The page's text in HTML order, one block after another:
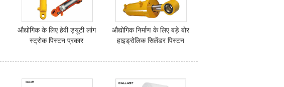
औद्योगिक के लिए हेवी ड्यूटी लांग
स्ट्रोक पिस्टन प्रकार
औद्योगिक निर्माण के लिए बड़े बोर
हाइड्रोलिक सिलेंडर पिस्टन